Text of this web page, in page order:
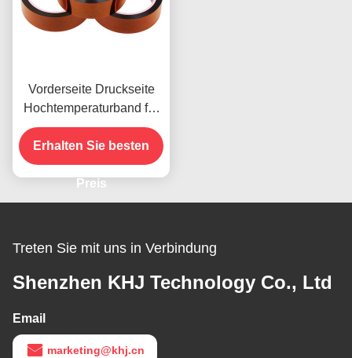
Vorderseite Druckseite
Hochtemperaturband für
das vorhandene Produkt
Erhalten Sie besten
Preis
Treten Sie mit uns in Verbindung
Shenzhen KHJ Technology Co., Ltd
Email
marketing@khj.cn